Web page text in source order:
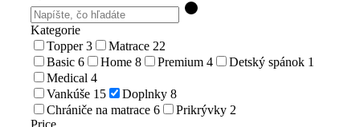
Kategorie
Topper3 Matrace 22
Basic 6 Home 8 Premium 4 Detský spánok 1
Medical 4
Vankúše 15 Doplnky 8
Chrániče na matrace 6 Prikrývky 2